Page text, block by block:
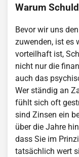
Warum
Bevor wir uns
zuwenden, ist es
vorteilhaft ist,
nicht nur die
auch das
Wer ständig an
fühlt sich oft
sind Zinsen ein
über die Jahre
dass Sie im
tatsächlich wert